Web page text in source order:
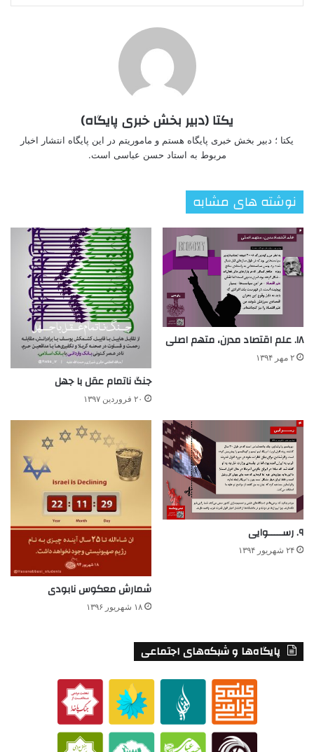
یکتا (دبیر بخش خبری پایگاه)
یکتا ؛ دبیر بخش خبری پایگاه هستم و ماموریتم در این پایگاه انتشار اخبار
مربوط به استاد حسن عباسی است.
نوشته های مشابه
۱۸. علم اقتصاد مدرن، متهم اصلی
۲ مهر ۱۳۹۴
جنگ ناتمام عقل با جهل
۲۰ فروردین ۱۳۹۷
۹. رســـــوایی
۲۴ شهریور ۱۳۹۴
شمارش معکوس نابودی‌
۱۸ شهریور ۱۳۹۶
پایگاه‌ها و شبکه‌های اجتماعی